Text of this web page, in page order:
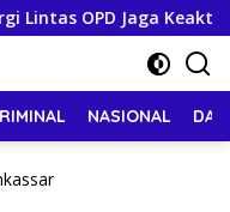
OPD Jaga Keaktifan
NASIONAL